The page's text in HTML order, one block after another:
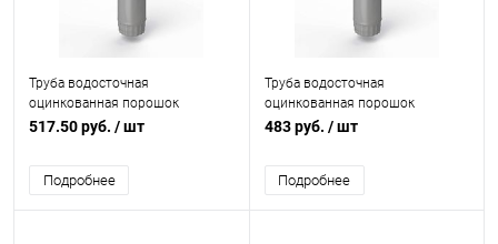
Труба водосточная
оцинкованная порошок
ф106х1250мм RAL 7030
517.50 руб. / шт
Подробнее
Труба водосточная
оцинкованная порошок
ф100х1250мм RAL 7030
483 руб. / шт
Подробнее